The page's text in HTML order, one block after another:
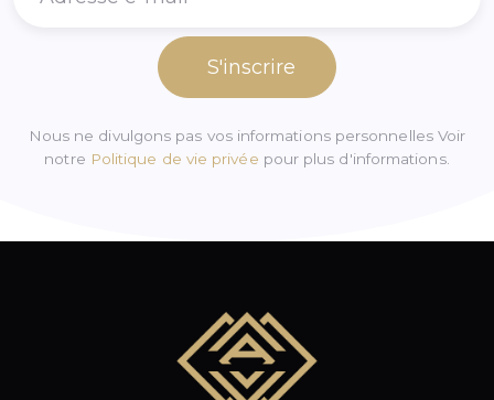
S'inscrire
Nous ne divulgons pas vos informations personnelles Voir
notre Politique de vie privée pour plus d'informations.